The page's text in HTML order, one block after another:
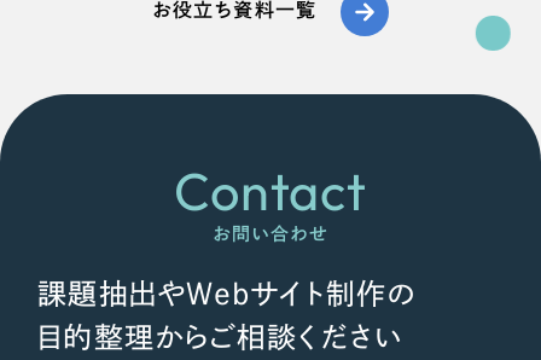
お役立ち資料一覧
Contact
お問い合わせ
課題抽出やWebサイト制作の
目的整理からご相談ください